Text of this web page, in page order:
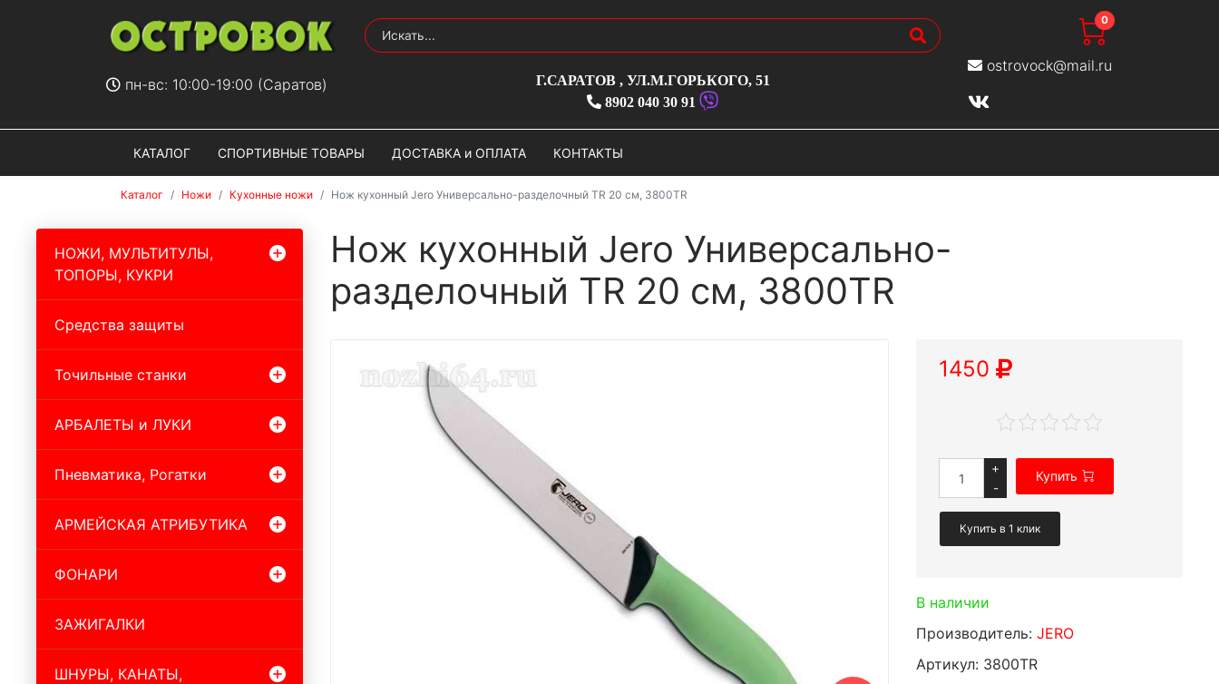
0
пн-вс: 10:00-19:00 (Саратов) Г.САРАТОВ ,УЛ.М.ГОРЬКОГО, 51
8902 040 30 91
ostrovock@mail.ru
КАТАЛОГ СПОРТИВНЫЕ ТОВАРЫ ДОСТАВКА и ОПЛАТА КОНТАКТЫ
Каталог Ножи Кухонные ножи Нож кухонный Jero Универсально-разделочный TR 20 см, 3800TR
НОЖИ, МУЛЬТИТУЛЫ,
ТОПОРЫ, КУКРИ
Средства защиты
Точильные станки
АРБАЛЕТЫ и ЛУКИ
Пневматика, Рогатки
АРМЕЙСКАЯ АТРИБУТИКА
ФОНАРИ
ЗАЖИГАЛКИ
ШНУРЫ, КАНАТЫ,
Нож кухонный Jero Универсально-
разделочный TR 20 см, 3800TR
1450
+
-
Купить
Купить в 1 клик
В наличии
Производитель:JERO
Артикул: 3800TR